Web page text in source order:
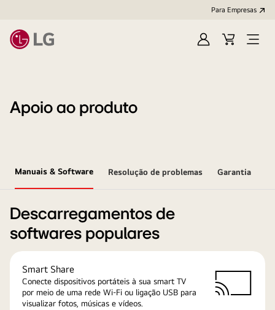
Para Empresas
IniciarCart
Open
Apoio ao produto
Manuais & Software Resolução de problemas Garantia
Descarregamentos de
softwares populares
Smart Share
Conecte dispositivos portáteis à sua smart TV
por meio de uma rede Wi-Fi ou ligação USB para
visualizar fotos, músicas e vídeos.